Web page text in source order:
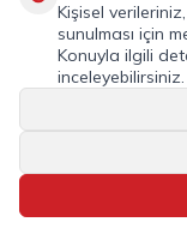
©2026Tüm
T-SoftE-
Kişisel
sunulması için
Konuyla ilgili
inceleyebilirsiniz.